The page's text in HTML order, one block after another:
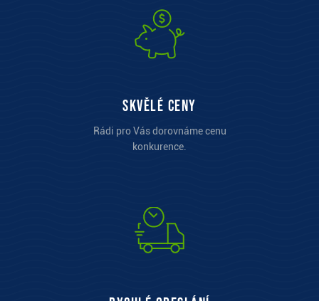
Skvělé ceny
Rádi pro Vás dorovnáme cenu
konkurence.